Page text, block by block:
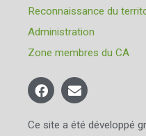
Reconnaissance du
Administration
Zone membres du CA
Ce site a été développé